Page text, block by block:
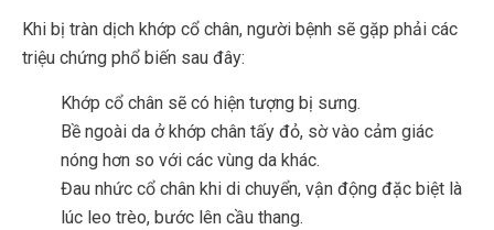
Khi bị tràn dịch khớp cổ chân, người bệnh sẽ gặp phải các
triệu chứng phổ biến sau đây:
Khớp cổ chân sẽ có hiện tượng bị sưng.
Bề ngoài da ở khớp chân tấy đỏ, sờ vào cảm giác
nóng hơn so với các vùng da khác.
Đau nhức cổ chân khi di chuyển, vận động đặc biệt là
lúc leo trèo, bước lên cầu thang.